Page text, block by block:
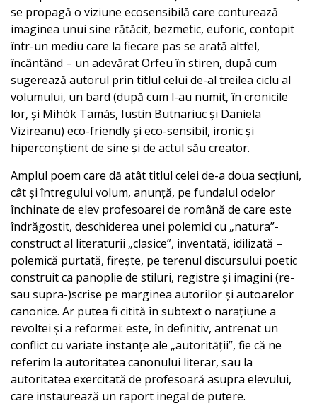
se propagă o viziune ecosensibilă care conturează
imaginea unui sine rătăcit, bezmetic, euforic, contopit
într-un mediu care la fiecare pas se arată altfel,
încântând – un adevărat Orfeu în stiren, după cum
sugerează autorul prin titlul celui de-al treilea ciclu al
volumului, un bard (după cum l-au numit, în cronicile
lor, și Mihók Tamás, Iustin Butnariuc și Daniela
Vizireanu) eco-friendly și eco-sensibil, ironic și
hiperconștient de sine și de actul său creator.
Amplul poem care dă atât titlul celei de-a doua secțiuni,
cât și întregului volum, anunță, pe fundalul odelor
închinate de elev profesoarei de română de care este
îndrăgostit, deschiderea unei polemici cu „natura”-
construct al literaturii „clasice”, inventată, idilizată –
polemică purtată, firește, pe terenul discursului poetic
construit ca panoplie de stiluri, registre și imagini (re-
sau supra-)scrise pe marginea autorilor și autoarelor
canonice. Ar putea fi citită în subtext o narațiune a
revoltei și a reformei: este, în definitiv, antrenat un
conflict cu variate instanțe ale „autorității”, fie că ne
referim la autoritatea canonului literar, sau la
autoritatea exercitată de profesoară asupra elevului,
care instaurează un raport inegal de putere.